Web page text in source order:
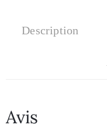
Description
Avis